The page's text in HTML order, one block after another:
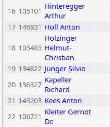
16 105101 Hinteregger
Arthur
17 146931 Holl Anton
18 105483
Holzinger
Helmut-
Christian
19 134822 Junger Silvio
20 136327 Kapeller
Richard
21 143203 Kees Anton
22 106721 Kleiter Gernot
Dr.